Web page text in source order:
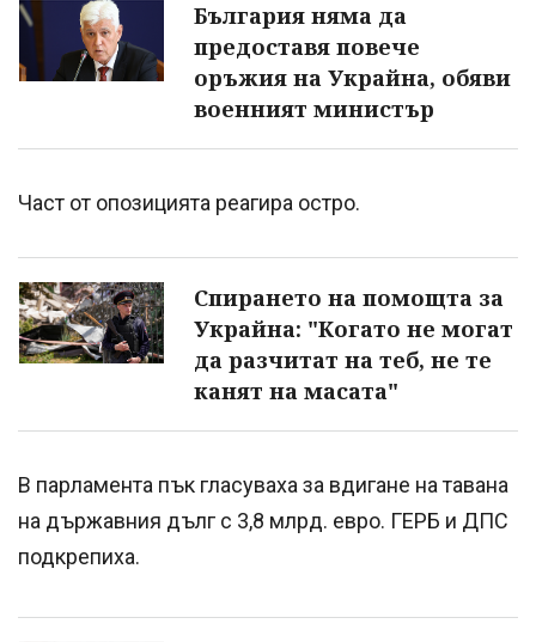
България няма да
предоставя повече
оръжия на Украйна, обяви
военният министър
Част от опозицията реагира остро.
Спирането на помощта за
Украйна: "Когато не могат
да разчитат на теб, не те
канят на масата"
В парламента пък гласуваха за вдигане на тавана
на държавния дълг с 3,8 млрд. евро. ГЕРБ и ДПС
подкрепиха.